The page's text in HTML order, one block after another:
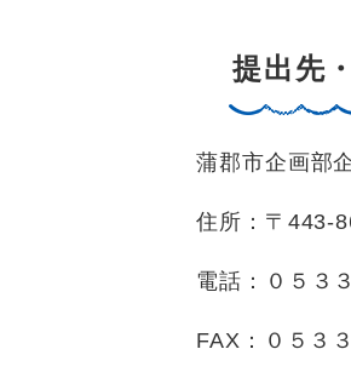
提出先
蒲郡市企画部
住所：〒443-
電話：０５３
FAX：０５３